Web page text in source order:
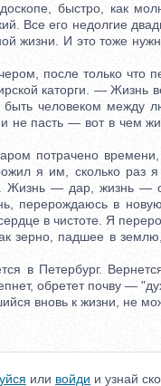
быстро, как
Все его недолгие
жизни. И это тоже
после только что
каторги. — Жизнь
человеком между
не пасть — вот в чем
потрачено времени,
я им, сколько раз
Жизнь — дар, жизнь —
перерождаюсь в
в чистоте. Я
зерно, падшее в
в Петербург.
обретет почву —
вновь к жизни, не
или войди и узнай